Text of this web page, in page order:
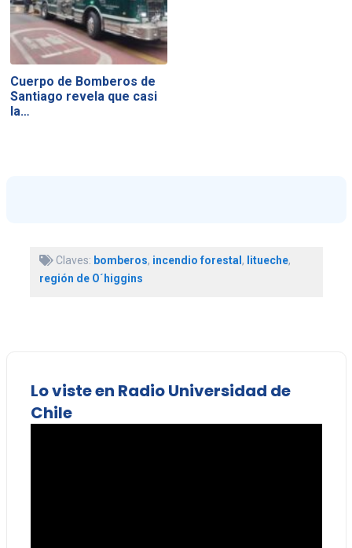
Cuerpo de Bomberos de
Santiago revela que casi
la…
Claves: bomberos, incendio forestal, litueche,
región de O´higgins
Lo viste en Radio Universidad de
Chile